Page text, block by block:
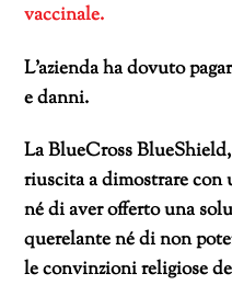
vaccinale.
L’azienda ha dovuto
e danni.
La BlueCross
riuscita a dimostrare con
né di aver offerto una
querelante né di non
le convinzioni religiose